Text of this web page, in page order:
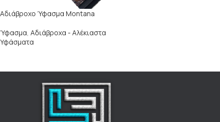
Αδιάβροχο Ύφασμα Montana
Ύφασμα, Αδιάβροχα - Αλέκιαστα
Υφάσματα